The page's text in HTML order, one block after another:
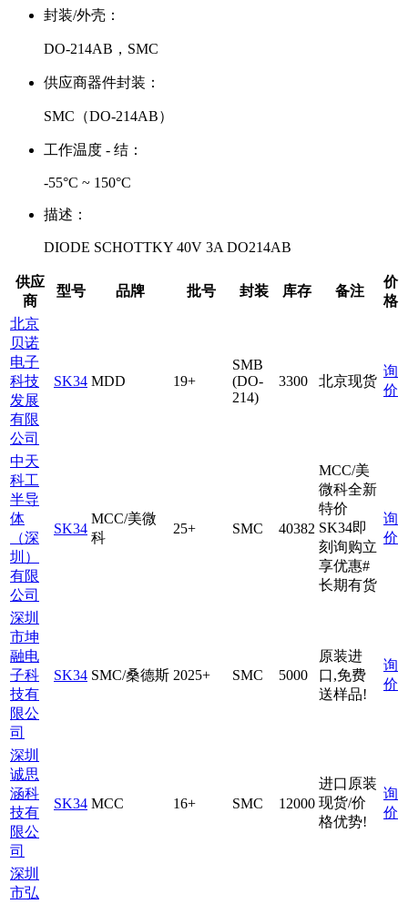
封装/外壳：
DO-214AB，SMC
供应商器件封装：
SMC（DO-214AB）
工作温度 - 结：
-55°C ~ 150°C
描述：
DIODE SCHOTTKY 40V 3A DO214AB
供应
商
型号 品牌 批号 封装 库存 备注
价
格
北京
贝诺
电子
科技
发展
有限
公司
SK34 MDD 19+
SMB
(DO-
214)
3300 北京现货
询
价
中天
科工
半导
体
（深
圳）
有限
公司
SK34
MCC/美微
科
25+ SMC 40382
MCC/美
微科全新
特价
SK34即
刻询购立
享优惠#
长期有货
询
价
深圳
市坤
融电
子科
技有
限公
司
SK34 SMC/桑德斯 2025+ SMC 5000
原装进
口,免费
送样品!
询
价
深圳
诚思
涵科
技有
限公
司
SK34 MCC 16+ SMC 12000
进口原装
现货/价
格优势!
询
价
深圳
市弘